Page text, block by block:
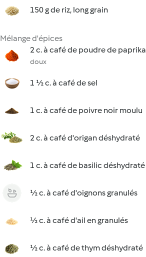
150 g de riz, long grain
Mélange d'épices
2 c. à café de poudre de paprika
doux
1 ½ c. à café de sel
1 c. à café de poivre noir moulu
2 c. à café d'origan déshydraté
1 c. à café de basilic déshydraté
½ c. à café d'oignons granulés
½ c. à café d'ail en granulés
½ c. à café de thym déshydraté